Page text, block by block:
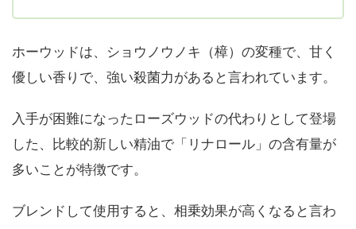
ホーウッドは、ショウノウノキ（樟）の変種で、甘く
優しい香りで、強い殺菌力があると言われています。
入手が困難になったローズウッドの代わりとして登場
した、比較的新しい精油で「リナロール」の含有量が
多いことが特徴です。
ブレンドして使用すると、相乗効果が高くなると言わ